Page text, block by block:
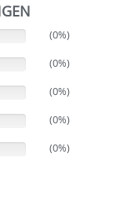
(0%)
(0%)
(0%)
(0%)
(0%)